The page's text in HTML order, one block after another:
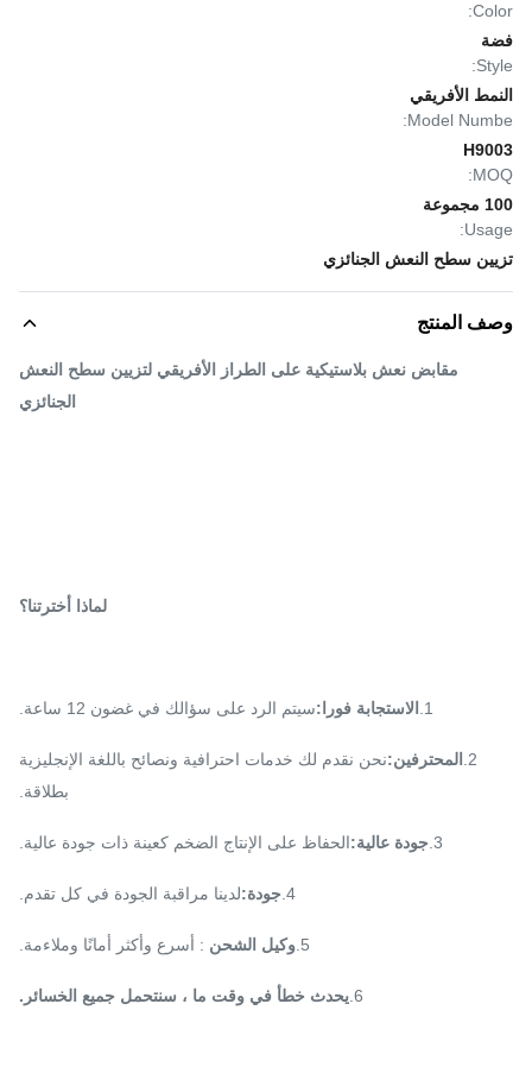
Color:
فضة
Style:
النمط الأفريقي
Model Numbe:
H9003
MOQ:
100 مجموعة
Usage:
تزيين سطح النعش الجنائزي
وصف المنتج
مقابض نعش بلاستيكية على الطراز الأفريقي لتزيين سطح النعش
الجنائزي
لماذا أخترتنا؟
1. الاستجابة فورا:سيتم الرد على سؤالك في غضون 12 ساعة.
2. المحترفين:نحن نقدم لك خدمات احترافية ونصائح باللغة الإنجليزية
بطلاقة.
3. جودة عالية:الحفاظ على الإنتاج الضخم كعينة ذات جودة عالية.
4. جودة:لدينا مراقبة الجودة في كل تقدم.
5. وكيل الشحن : أسرع وأكثر أمانًا وملاءمة.
6. يحدث خطأ في وقت ما ، سنتحمل جميع الخسائر.